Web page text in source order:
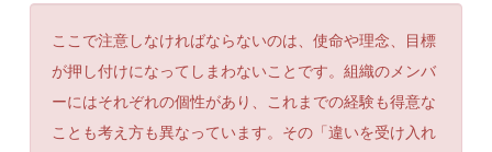
ここで注意しなければならないのは、使命や理念、目標
が押し付けになってしまわないことです。組織のメンバ
ーにはそれぞれの個性があり、これまでの経験も得意な
ことも考え方も異なっています。その「違いを受け入れ